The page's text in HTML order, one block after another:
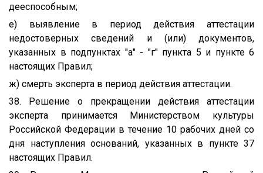
дееспособным;
е) выявление в период действия аттестации
недостоверных сведений и (или) документов,
указанных в подпунктах "а" - "г" пункта 5 и пункте 6
настоящих Правил;
ж) смерть эксперта в период действия аттестации.
38. Решение о прекращении действия аттестации
эксперта принимается Министерством культуры
Российской Федерации в течение 10 рабочих дней со
дня наступления оснований, указанных в пункте 37
настоящих Правил.